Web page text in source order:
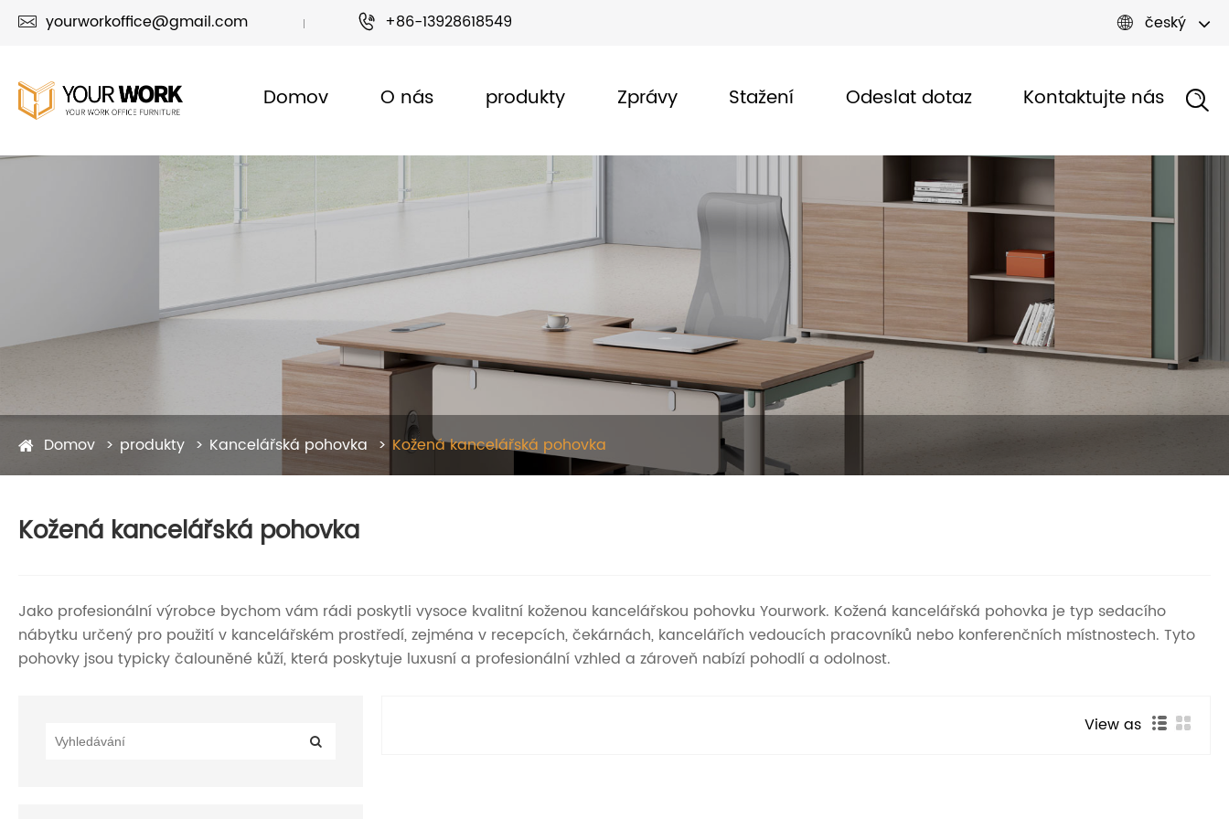
 yourworkoffice@gmail.com  +86-13928618549  český
Domov O nás produkty Zprávy Stažení Odeslat dotaz Kontaktujte nás
Domov produkty Kancelářská pohovka Kožená kancelářská pohovka
Kožená kancelářská pohovka
Jako profesionální výrobce bychom vám rádi poskytli vysoce kvalitní koženou kancelářskou pohovku Yourwork. Kožená kancelářská pohovka je typ sedacího
nábytku určený pro použití v kancelářském prostředí, zejména v recepcích, čekárnách, kancelářích vedoucích pracovníků nebo konferenčních místnostech. Tyto
pohovky jsou typicky čalouněné kůží, která poskytuje luxusní a profesionální vzhled a zároveň nabízí pohodlí a odolnost.
View as